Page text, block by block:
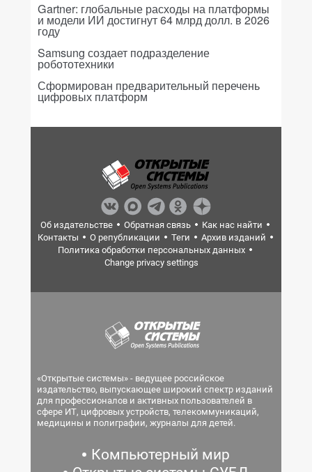
Gartner: глобальные расходы на платформы
и модели ИИ достигнут 64 млрд долл. в 2026
году
Samsung создает подразделение
робототехники
Сформирован предварительный перечень
цифровых платформ
Об издательстве Обратная связь
Как нас найти
Контакты
О републикации Теги
Архив изданий
Политика обработки персональных данных
Change privacy settings
«Открытые системы» - ведущее российское
издательство, выпускающее широкий спектр изданий
для профессионалов и активных пользователей в
сфере ИТ, цифровых устройств, телекоммуникаций,
медицины и полиграфии, журналы для детей.
Компьютерный мир